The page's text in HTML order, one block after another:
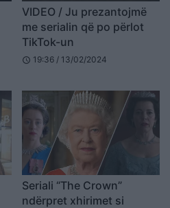
VIDEO / Ju prezantojmë
me serialin që po përlot
TikTok-un
schedule 19:36 / 13/02/2024
Seriali “The Crown”
ndërpret xhirimet si